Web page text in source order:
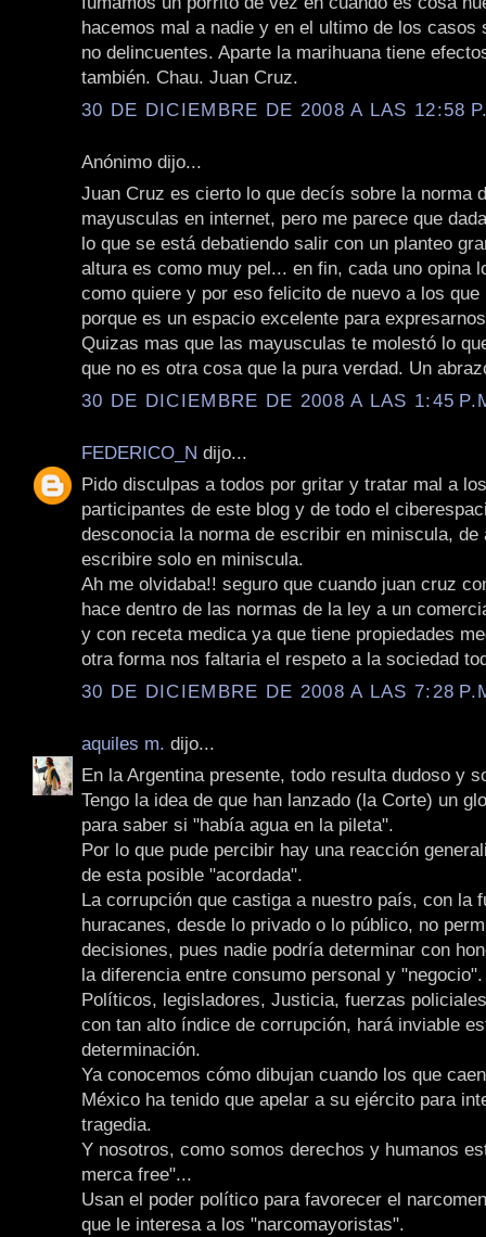
hacemos mal a nadie y en el ultimo de los casos
no delincuentes. Aparte la marihuana tiene
también. Chau. Juan Cruz.
30 DE DICIEMBRE DE 2008 A LAS 12:58
Anónimo dijo...
Juan Cruz es cierto lo que decís sobre la norma
mayusculas en internet, pero me parece que
lo que se está debatiendo salir con un planteo
altura es como muy pel... en fin, cada uno opina
como quiere y por eso felicito de nuevo a los que
porque es un espacio excelente para
Quizas mas que las mayusculas te molestó lo
que no es otra cosa que la pura verdad. Un
30 DE DICIEMBRE DE 2008 A LAS 1:45
FEDERICO_N dijo...
Pido disculpas a todos por gritar y tratar mal a
participantes de este blog y de todo el
desconocia la norma de escribir en miniscula, de
escribire solo en miniscula.
Ah me olvidaba!! seguro que cuando juan cruz
hace dentro de las normas de la ley a un
y con receta medica ya que tiene propiedades
otra forma nos faltaria el respeto a la sociedad
30 DE DICIEMBRE DE 2008 A LAS 7:28
aquiles m. dijo...
En la Argentina presente, todo resulta dudoso y
Tengo la idea de que han lanzado (la Corte) un
para saber si "había agua en la pileta".
Por lo que pude percibir hay una reacción
de esta posible "acordada".
La corrupción que castiga a nuestro país, con la
huracanes, desde lo privado o lo público, no
decisiones, pues nadie podría determinar con
la diferencia entre consumo personal y "negocio".
Políticos, legisladores, Justicia, fuerzas
con tan alto índice de corrupción, hará inviable
determinación.
Ya conocemos cómo dibujan cuando los que
México ha tenido que apelar a su ejército para
tragedia.
Y nosotros, como somos derechos y humanos
merca free"...
Usan el poder político para favorecer el
que le interesa a los "narcomayoristas".